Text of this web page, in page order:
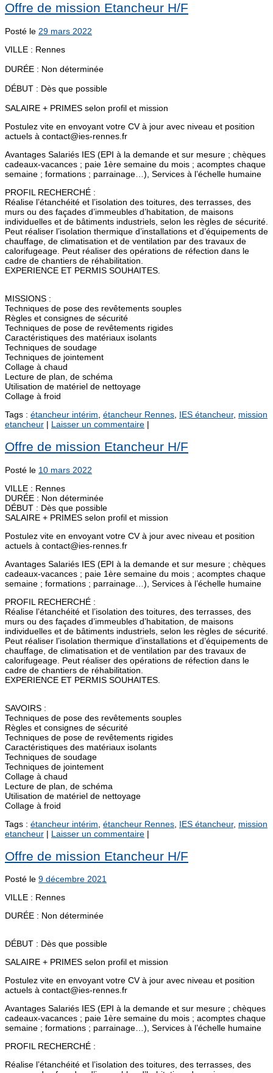
Offre de mission Etancheur H/F
Posté le 29 mars 2022
VILLE : Rennes
DURÉE : Non déterminée
DÉBUT : Dès que possible
SALAIRE + PRIMES selon profil et mission
Postulez vite en envoyant votre CV à jour avec niveau et position
actuels à contact@ies-rennes.fr
Avantages Salariés IES (EPI à la demande et sur mesure ; chèques
cadeaux-vacances ; paie 1ère semaine du mois ; acomptes chaque
semaine ; formations ; parrainage…), Services à l’échelle humaine
PROFIL RECHERCHÉ :
Réalise l’étanchéité et l’isolation des toitures, des terrasses, des
murs ou des façades d’immeubles d’habitation, de maisons
individuelles et de bâtiments industriels, selon les règles de sécurité.
Peut réaliser l’isolation thermique d’installations et d’équipements de
chauffage, de climatisation et de ventilation par des travaux de
calorifugeage. Peut réaliser des opérations de réfection dans le
cadre de chantiers de réhabilitation.
EXPERIENCE ET PERMIS SOUHAITES.
MISSIONS :
Techniques de pose des revêtements souples
Règles et consignes de sécurité
Techniques de pose de revêtements rigides
Caractéristiques des matériaux isolants
Techniques de soudage
Techniques de jointement
Collage à chaud
Lecture de plan, de schéma
Utilisation de matériel de nettoyage
Collage à froid
Tags : étancheur intérim étancheur Rennes IES étancheur, mission
etancheur | Laisser un commentaire |
Offre de mission Etancheur H/F
Posté le 10 mars 2022
VILLE : Rennes
DURÉE : Non déterminée
DÉBUT : Dès que possible
SALAIRE + PRIMES selon profil et mission
Postulez vite en envoyant votre CV à jour avec niveau et position
actuels à contact@ies-rennes.fr
Avantages Salariés IES (EPI à la demande et sur mesure ; chèques
cadeaux-vacances ; paie 1ère semaine du mois ; acomptes chaque
semaine ; formations ; parrainage…), Services à l’échelle humaine
PROFIL RECHERCHÉ :
Réalise l’étanchéité et l’isolation des toitures, des terrasses, des
murs ou des façades d’immeubles d’habitation, de maisons
individuelles et de bâtiments industriels, selon les règles de sécurité.
Peut réaliser l’isolation thermique d’installations et d’équipements de
chauffage, de climatisation et de ventilation par des travaux de
calorifugeage. Peut réaliser des opérations de réfection dans le
cadre de chantiers de réhabilitation.
EXPERIENCE ET PERMIS SOUHAITES.
SAVOIRS :
Techniques de pose des revêtements souples
Règles et consignes de sécurité
Techniques de pose de revêtements rigides
Caractéristiques des matériaux isolants
Techniques de soudage
Techniques de jointement
Collage à chaud
Lecture de plan, de schéma
Utilisation de matériel de nettoyage
Collage à froid
Tags : étancheur intérim étancheur Rennes IES étancheur, mission
etancheur | Laisser un commentaire |
Offre de mission Etancheur H/F
Posté le 9 décembre 2021
VILLE : Rennes
DURÉE : Non déterminée
DÉBUT : Dès que possible
SALAIRE + PRIMES selon profil et mission
Postulez vite en envoyant votre CV à jour avec niveau et position
actuels à contact@ies-rennes.fr
Avantages Salariés IES (EPI à la demande et sur mesure ; chèques
cadeaux-vacances ; paie 1ère semaine du mois ; acomptes chaque
semaine ; formations ; parrainage…), Services à l’échelle humaine
PROFIL RECHERCHÉ :
Réalise l’étanchéité et l’isolation des toitures, des terrasses, des